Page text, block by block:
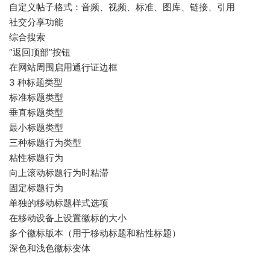
自定义帖子格式：音频、视频、标准、图库、链接、引用
社交分享功能
综合搜索
“返回顶部”按钮
在网站周围启用通行证边框
3 种标题类型
标准标题类型
垂直标题类型
最小标题类型
三种标题行为类型
粘性标题行为
向上滚动标题行为时粘滞
固定标题行为
单独的移动标题样式选项
在移动设备上设置徽标的大小
多个徽标版本（用于移动标题和粘性标题）
深色和浅色徽标变体